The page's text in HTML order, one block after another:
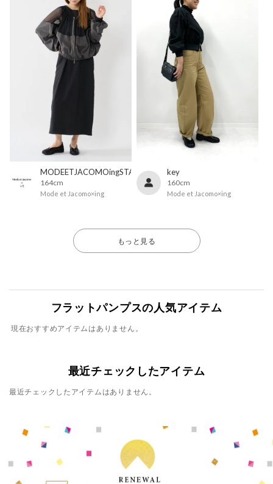
MODEETJACOMOingSTAFF
164cm
Mode et Jacomo×ing
key
160cm
Mode et Jacomo×ing
もっと見る
フラットパンプスの人気アイテム
現在おすすめアイテムはありません。
最近チェックしたアイテム
最近チェックしたアイテムはありません。